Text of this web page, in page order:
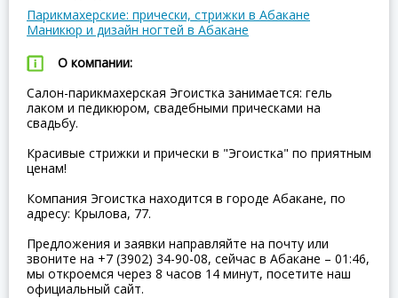
Парикмахерские: прически, стрижки в Абакане
Маникюр и дизайн ногтей в Абакане
О компании:
Салон-парикмахерская Эгоистка занимается: гель
лаком и педикюром, свадебными прическами на
свадьбу.
Красивые стрижки и прически в "Эгоистка" по приятным
ценам!
Компания Эгоистка находится в городе Абакане, по
адресу: Крылова, 77.
Предложения и заявки направляйте на почту или
звоните на +7 (3902) 34-90-08, сейчас в Абакане – 01:46,
мы откроемся через 8 часов 14 минут, посетите наш
официальный сайт.